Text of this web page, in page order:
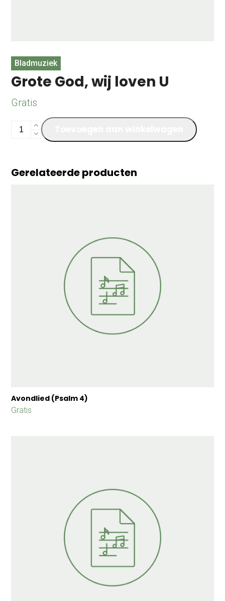
Bladmuziek
Grote God, wij loven U
Gratis
Grote
U
Gerelateerde producten
Avondlied (Psalm 4)
Gratis